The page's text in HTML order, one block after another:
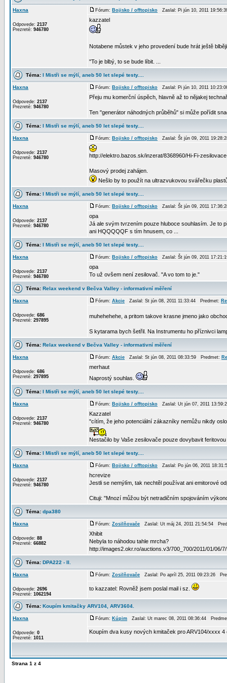
Haxna
Odpovede: 2137
Prezreté: 946780
Fórum: Bojisko / offtopisko Zaslal: Pi jún 10, 2011
kazzatel
Notabene můstek v jeho provedení bude hrát ještě
"To je blbý, to se bude líbit. ...
Téma: I Mistři se mýlí, aneb 50 let slepé testy....
Haxna
Odpovede: 2137
Prezreté: 946780
Fórum: Bojisko / offtopisko Zaslal: Pi jún 10, 2011
Přeju mu komerční úspěch, hlavně až to nějakej
Ten "generátor náhodných průběhů" si může pořídit
Téma: I Mistři se mýlí, aneb 50 let slepé testy....
Haxna
Odpovede: 2137
Prezreté: 946780
Fórum: Bojisko / offtopisko Zaslal: Št jún 09, 2011
http://elektro.bazos.sk/inzerat/8368960/Hi-Fi-
Masový prodej zahájen.
Nešlo by to použít na ultrazvukovou svářečku
Téma: I Mistři se mýlí, aneb 50 let slepé testy....
Haxna
Odpovede: 2137
Prezreté: 946780
Fórum: Bojisko / offtopisko Zaslal: Št jún 09, 2011
opa
Já ale svým tvrzením pouze hluboce souhlasím. Je to
ani HQQQQQF s tím hnusem, co ...
Téma: I Mistři se mýlí, aneb 50 let slepé testy....
Haxna
Odpovede: 2137
Prezreté: 946780
Fórum: Bojisko / offtopisko Zaslal: Št jún 09, 2011
opa
To už ovšem není zesilovač. "A vo tom to je."
Téma: Relax weekend v Bečva Valley - informativní měření
Haxna
Odpovede: 686
Prezreté: 297895
Fórum: Akcie Zaslal: St jún 08, 2011 11:33:44 Predmet:
muhehehehe, a pritom takove krasne jmeno jako
S kytarama bych šetřil. Na Instrumentu ho příznivci
Téma: Relax weekend v Bečva Valley - informativní měření
Haxna
Odpovede: 686
Prezreté: 297895
Fórum: Akcie Zaslal: St jún 08, 2011 08:33:59 Predmet:
merhaut
Naprostý souhlas.
Téma: I Mistři se mýlí, aneb 50 let slepé testy....
Haxna
Odpovede: 2137
Prezreté: 946780
Fórum: Bojisko / offtopisko Zaslal: Ut jún 07, 2011
Kazzatel
"cítím, že jeho potenciální zákazníky nemůžu nikdy
Nestačilo by Vaše zesilovače pouze dovybavit
Téma: I Mistři se mýlí, aneb 50 let slepé testy....
Haxna
Odpovede: 2137
Prezreté: 946780
Fórum: Bojisko / offtopisko Zaslal: Po jún 06, 2011
hcrevize
Jestli se nemýlím, tak nechtěl používat ani emitorové
Cituji: "Mnozí můžou být netradičním spojováním
Téma: dpa380
Haxna
Odpovede: 88
Prezreté: 66882
Fórum: Zosilňovače Zaslal: Ut máj 24, 2011 21:54:54
Xhibit
Nebyla to náhodou tahle mrcha?
http://images2.okr.ro/auctions.v3/700_700/2011/01/06/
Téma: DPA222 - II.
Haxna
Odpovede: 2696
Prezreté: 1062194
Fórum: Zosilňovače Zaslal: Po apríl 25, 2011 09:23:26
to kazzatel: Rovněž jsem poslal mail i sz.
Téma: Koupím kmitačky ARV104, ARV3604.
Haxna
Odpovede: 0
Prezreté: 1011
Fórum: Kúpim Zaslal: Ut marec 08, 2011 08:36:44
Koupím dva kusy nových kmitaček pro ARV104/xxxx 4
Strana 1 z 4